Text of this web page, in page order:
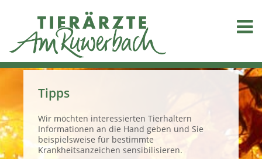
Tipps
Wir möchten interessierten Tierhaltern
Informationen an die Hand geben und Sie
beispielsweise für bestimmte
Krankheitsanzeichen sensibilisieren.